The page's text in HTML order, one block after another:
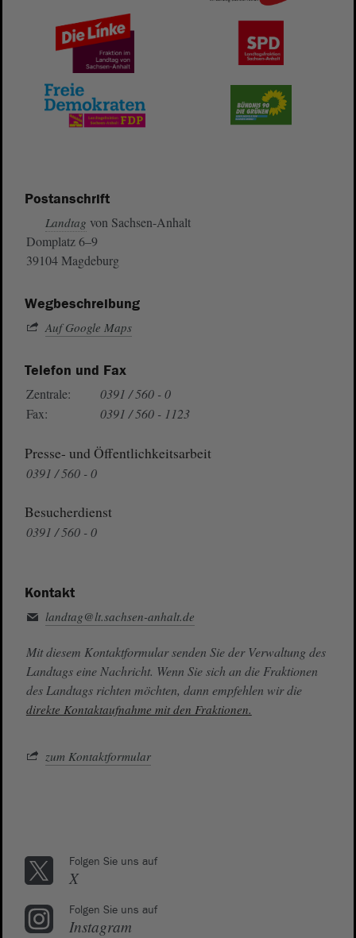
Postanschrift
Landtag von Sachsen-Anhalt
Domplatz 6–9
39104 Magdeburg
Wegbeschreibung
Auf Google Maps
Telefon und Fax
Zentrale:
0391 / 560 - 0
Fax:
0391 / 560 - 1123
Presse- und Öffentlichkeitsarbeit
0391 / 560 - 0
Besucherdienst
0391 / 560 - 0
Kontakt
landtag@lt.sachsen-anhalt.de
Mit diesem Kontaktformular senden Sie der Verwaltung des
Landtags eine Nachricht. Wenn Sie sich an die Fraktionen
des Landtags richten möchten, dann empfehlen wir die
direkte Kontaktaufnahme mit den Fraktionen.
zum Kontaktformular
Folgen Sie uns auf
X
Folgen Sie uns auf
Instagram